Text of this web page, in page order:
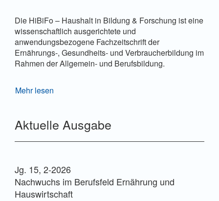
Die HiBiFo – Haushalt in Bildung & Forschung ist eine
wissenschaftlich ausgerichtete und
anwendungsbezogene Fachzeitschrift der
Ernährungs-, Gesundheits- und Verbraucherbildung im
Rahmen der Allgemein- und Berufsbildung.
Sie engagiert sich für nachhaltige haushalts-,
den Fach- und Bildungswissenschaften sowie den
Fachdidaktiken und der Lehrerbildung.
in der Aus-, Fort- und Weiterbildung und in den
Schulen, 2) thematisiert eine multiperspektivische und
transdisziplinäre Sicht auf die komplexen Probleme,
Mehr lesen
Aktuelle Ausgabe
Jg. 15, 2-2026
Nachwuchs im Berufsfeld Ernährung und
Hauswirtschaft